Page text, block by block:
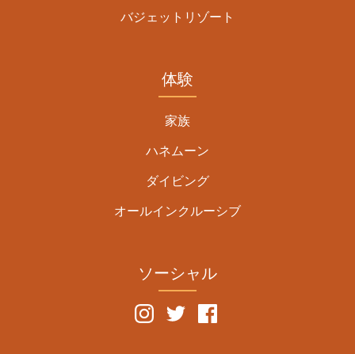
バジェットリゾート
体験
家族
ハネムーン
ダイビング
オールインクルーシブ
ソーシャル